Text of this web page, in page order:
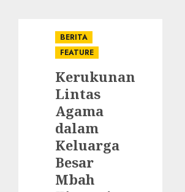
BERITA
FEATURE
Kerukunan
Lintas
Agama
dalam
Keluarga
Besar
Mbah